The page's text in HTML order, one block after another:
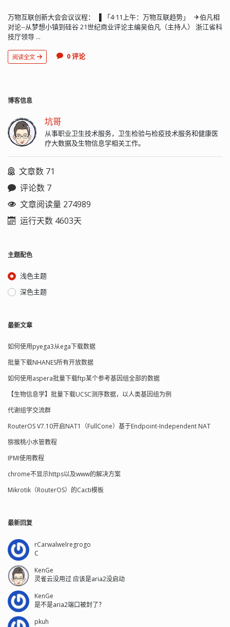
万物互联创新大会会议议程： ▌「4·11上午：万物互联趋势」 ✈伯凡相
对论--从梦想小镇到硅谷 21世纪商业评论主编吴伯凡（主持人） 浙江省科
技厅领导 ...
阅读全文 0 评论
博客信息
坑哥
从事职业卫生技术服务，卫生检验与检疫技术服务和健康医
疗大数据及生物信息学相关工作。
文章数 71
评论数 7
文章阅读量 274989
运行天数 4603天
主题配色
浅色主题
深色主题
最新文章
如何使用pyega3从ega下载数据
批量下载NHANES所有开放数据
如何使用aspera批量下载ftp某个参考基因组全部的数据
【生物信息学】批量下载UCSC测序数据，以人类基因组为例
代谢组学交流群
RouterOS V7.10开启NAT1（FullCone）基于Endpoint-Independent NAT
猕猴桃小水管教程
IPMI使用教程
chrome不显示https以及www的解决方案
Mikrotik（RouterOS）的Cacti模板
最新回复
rCarwalwelregrogo
C
KenGe
灵雀云没用过 应该是aria2没启动
KenGe
是不是aria2端口被封了？
pkuh